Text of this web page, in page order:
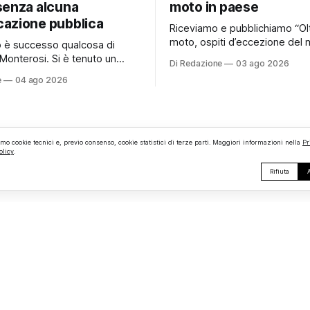
alcuna
pubblica
è successo qualcosa di
Si è tenuto un
da Monterosi24, non
che merita spiegazioni. Il
è, per sua natura,
04 ago 2026
moto in paese
Riceviamo e pubblichiamo
moto, ospiti d’eccezione del
hanno caratterizzato il primo
richiamando appassionati
ruote da tutto il Lazio e dalle
Di Redazione 03 ago 2026
cookie tecnici e, previo consenso, cookie statistici di terze parti. Maggiori informazioni nella
Rifiuta